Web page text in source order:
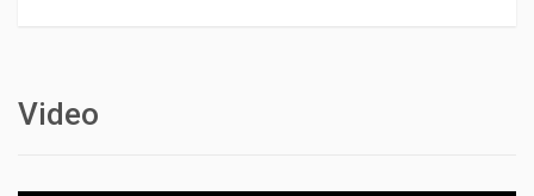
Video